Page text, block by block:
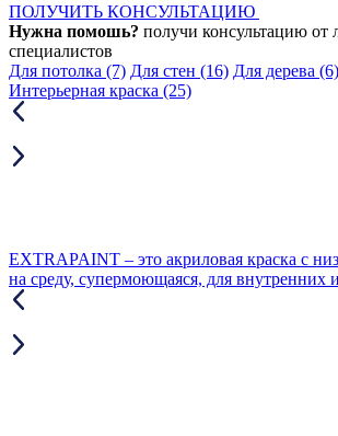
ПОЛУЧИТЬ КОНСУЛЬТАЦИЮ
Нужна помошь? получи консультацию от
специалистов
Для потолка (7) Для стен (16) Для дерева (6)
Интерьерная краска (25)
EXTRAPAINT – это акриловая краска с
на среду, супермоющаяся, для внутренних